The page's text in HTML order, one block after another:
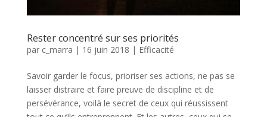
Rester concentré sur ses priorités
par c_marra | 16 juin 2018 | Efficacité
Savoir garder le focus, prioriser ses actions, ne pas se
laisser distraire et faire preuve de discipline et de
persévérance, voilà le secret de ceux qui réussissent